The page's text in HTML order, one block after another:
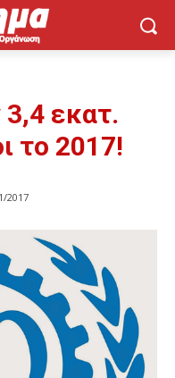
3,4 εκατ.
το 2017!
2017